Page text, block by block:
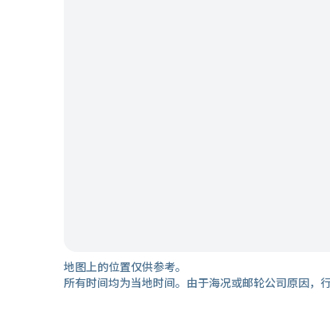
地图上的位置仅供参考。
所有时间均为当地时间。由于海况或邮轮公司原因，